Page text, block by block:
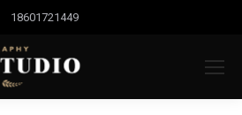
18601721449